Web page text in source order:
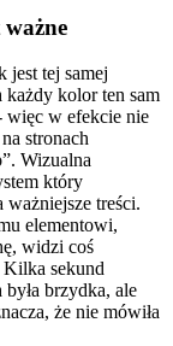
ważne
jest tej samej
każdy kolor ten sam
więc w efekcie nie
stronach
Wizualna
który
treści.
elementowi,
widzi coś
Kilka sekund
brzydka, ale
że nie mówiła